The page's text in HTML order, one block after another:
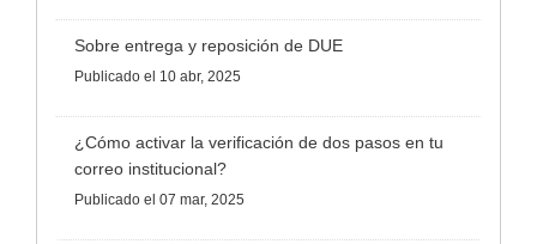
Sobre entrega y reposición de DUE
Publicado el 10 abr, 2025
¿Cómo activar la verificación de dos pasos en tu
correo institucional?
Publicado el 07 mar, 2025